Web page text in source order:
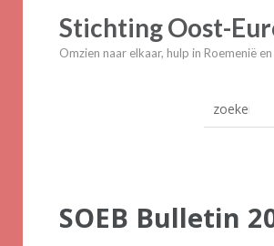
Stichting Oost-
Omzien naar elkaar, hulp in Roemenië
SOEB Bulletin